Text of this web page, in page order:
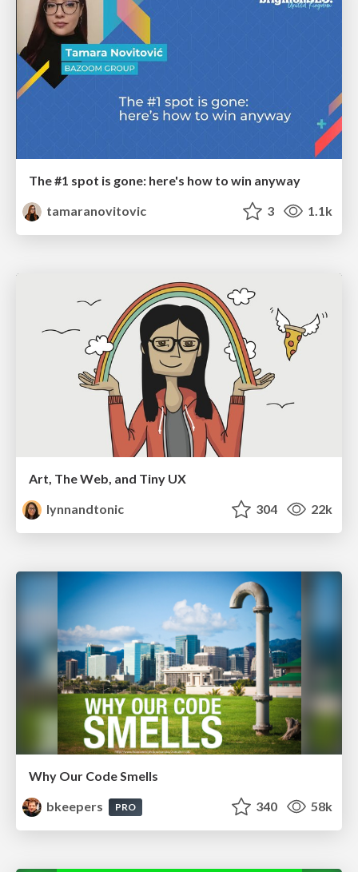
The #1 spot is gone: here's how to win anyway
tamaranovitovic
3 1.1k
Art, The Web, and Tiny UX
lynnandtonic
304 22k
Why Our Code Smells
bkeepers
PRO 340 58k